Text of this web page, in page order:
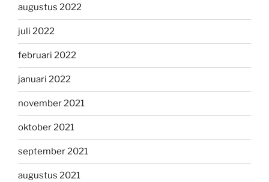
augustus 2022
juli 2022
februari 2022
januari 2022
november 2021
oktober 2021
september 2021
augustus 2021